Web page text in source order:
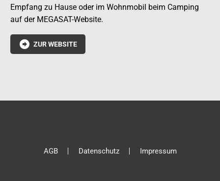
Empfang zu Hause oder im Wohnmobil beim Camping
auf der MEGASAT-Website.
 ZUR WEBSITE
AGB Datenschutz Impressum